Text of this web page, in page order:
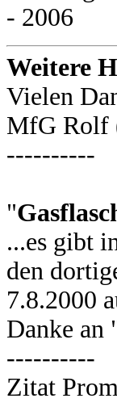
- 2006
Weitere
Vielen
MfG Rolf
----------
"
...es gibt
den
7.8.2000
Danke
----------
Zitat